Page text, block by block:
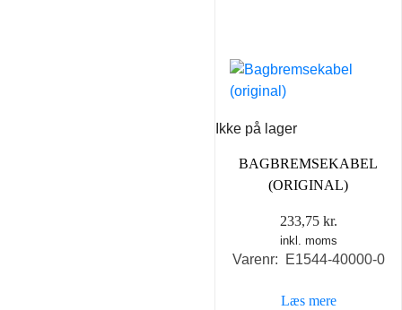
Ikke på lager
BAGBREMSEKABEL
(ORIGINAL)
233,75 kr.
inkl. moms
Varenr: E1544-40000-0
Læs mere